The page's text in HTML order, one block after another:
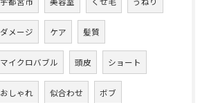
ダメージ ケア 髪質
マイクロバブル 頭皮 ショート
おしゃれ 似合わせ ボブ